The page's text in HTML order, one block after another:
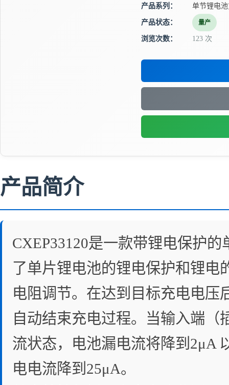
产品系列：
单节锂电
产品状态： 量产
浏览次数： 123 次
产品简介
CXEP33120是一款带锂电保护
了单片锂电池的锂电保护和锂电
电阻调节。在达到目标充电电压
自动结束充电过程。当输入端（
流状态，电池漏电流将降到2μA
电电流降到25μA。